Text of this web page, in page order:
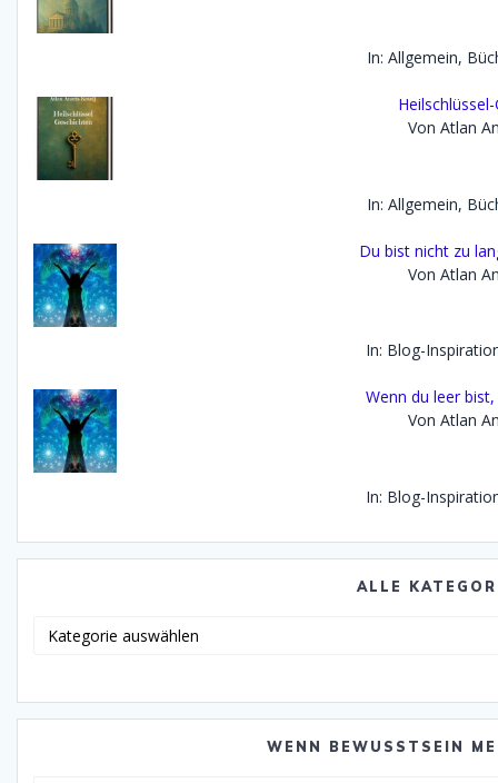
In: Allgemein,
Von Atlan
In: Allgemein,
Du bist nicht zu
Von Atlan
In: Blog-
Wenn du leer
Von Atlan
In: Blog-
ALLE
WENN BEWUSSTSEIN